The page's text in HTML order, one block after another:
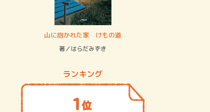
山に抱かれた家 けもの道
著／はらだみずき
ランキング